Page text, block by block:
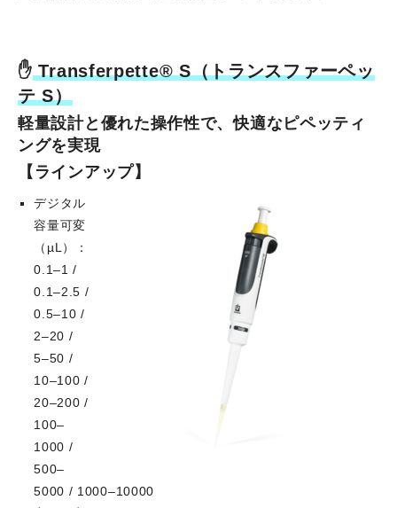
✋Transferpette® S（トランスファーペッ
テ S）
軽量設計と優れた操作性で、快適なピペッティ
ングを実現
【ラインアップ】
デジタル
容量可変
（µL）：
0.1–1 /
0.1–2.5 /
0.5–10 /
2–20 /
5–50 /
10–100 /
20–200 /
100–
1000 /
500–
5000 / 1000–10000